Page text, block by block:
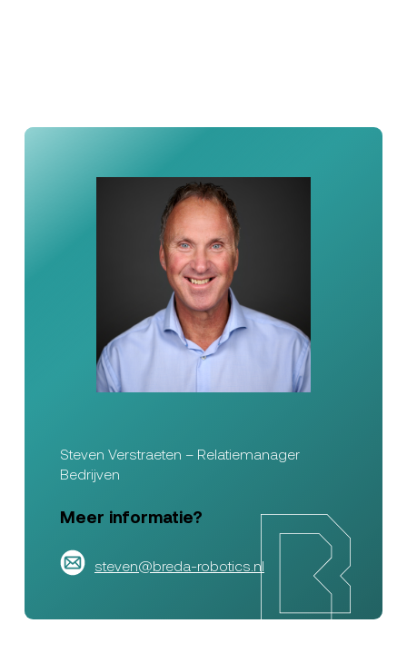
Steven Verstraeten – Relatiemanager
Bedrijven
Meer informatie?
steven@breda-robotics.nl